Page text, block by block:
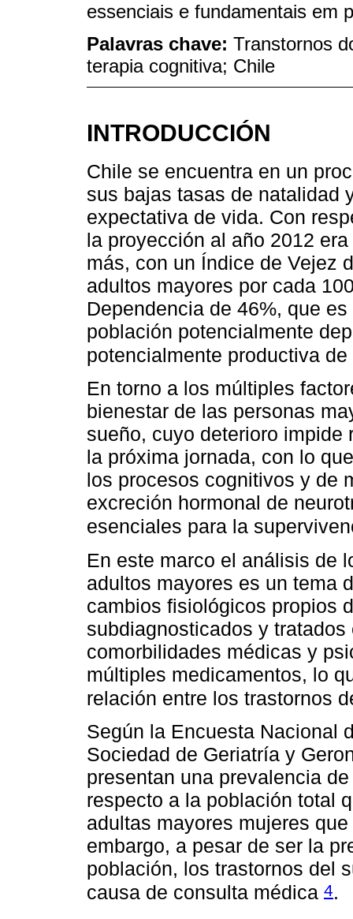
essenciais e fundamentais em
Palavras chave: Transtornos
terapia cognitiva; Chile
INTRODUCCIÓN
Chile se encuentra en un
sus bajas tasas de natalidad
expectativa de vida. Con
la proyección al año 2012
más, con un Índice de Vejez
adultos mayores por cada
Dependencia de 46%, que
población potencialmente
potencialmente productiva
En torno a los múltiples
bienestar de las personas
sueño, cuyo deterioro impide
la próxima jornada, con lo
los procesos cognitivos y de
excreción hormonal de
esenciales para la
En este marco el análisis de
adultos mayores es un tema
cambios fisiológicos propios
subdiagnosticados y
comorbilidades médicas y
múltiples medicamentos, lo
relación entre los trastornos
Según la Encuesta Nacional
Sociedad de Geriatría y
presentan una prevalencia
respecto a la población total
adultas mayores mujeres
embargo, a pesar de ser la
población, los trastornos del
causa de consulta médica 4.